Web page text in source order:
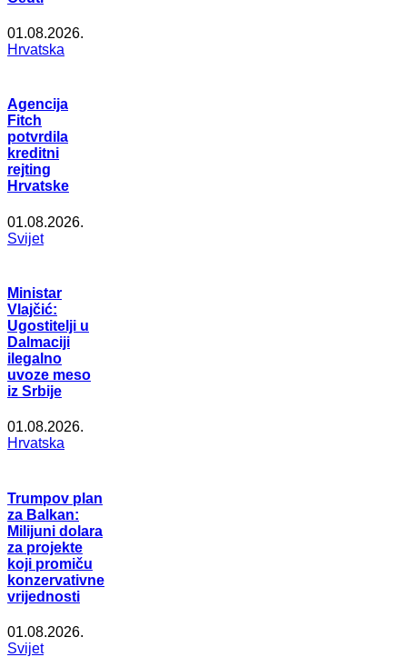
01.08.2026.
Hrvatska
Agencija
Fitch
potvrdila
kreditni
rejting
Hrvatske
01.08.2026.
Svijet
Ministar
Vlajčić:
Ugostitelji u
Dalmaciji
ilegalno
uvoze meso
iz Srbije
01.08.2026.
Hrvatska
Trumpov plan
za Balkan:
Milijuni dolara
za projekte
koji promiču
konzervativne
vrijednosti
01.08.2026.
Svijet